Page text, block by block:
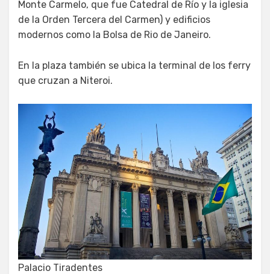
Monte Carmelo, que fue Catedral de Río y la iglesia
de la Orden Tercera del Carmen) y edificios
modernos como la Bolsa de Rio de Janeiro.
En la plaza también se ubica la terminal de los ferry
que cruzan a Niteroi.
Palacio Tiradentes